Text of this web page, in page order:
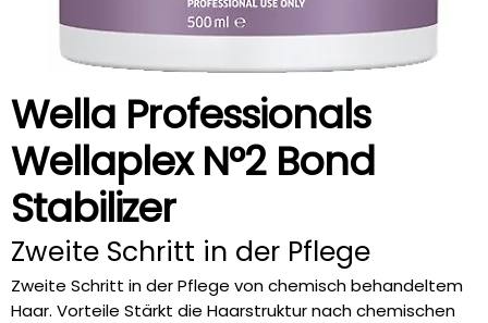
Wella Professionals
Wellaplex N°2 Bond
Stabilizer
Zweite Schritt in der Pflege
Zweite Schritt in der Pflege von chemisch behandeltem
Haar. Vorteile Stärkt die Haarstruktur nach chemischen